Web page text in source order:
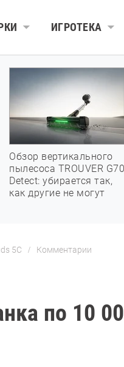
ИГРОТЕКА
Обзор вертикального
пылесоса TROUVER G70
Detect: убирается так,
как другие не могут
5C Комментарии
по 10